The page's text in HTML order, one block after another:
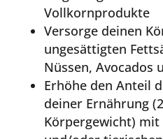
Vollkornprodukte
Versorge deinen
ungesättigten
Nüssen, Avocados
Erhöhe den Anteil
deiner Ernährung
Körpergewicht)